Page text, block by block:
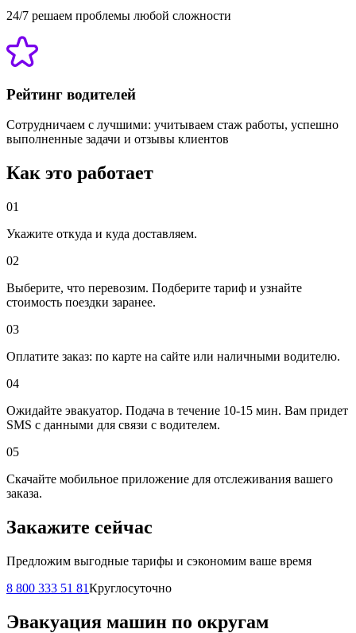
24/7 решаем проблемы любой сложности
Рейтинг водителей
Сотрудничаем с лучшими: учитываем стаж работы, успешно
выполненные задачи и отзывы клиентов
Как это работает
01
Укажите откуда и куда доставляем.
02
Выберите, что перевозим. Подберите тариф и узнайте
стоимость поездки заранее.
03
Оплатите заказ: по карте на сайте или наличными водителю.
04
Ожидайте эвакуатор. Подача в течение 10-15 мин. Вам придет
SMS с данными для связи с водителем.
05
Скачайте мобильное приложение для отслеживания вашего
заказа.
Закажите сейчас
Предложим выгодные тарифы и сэкономим ваше время
8 800 333 51 81Круглосуточно
Эвакуация машин по округам